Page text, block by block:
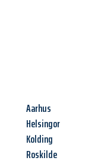
Aarhus
Helsingor
Kolding
Roskilde